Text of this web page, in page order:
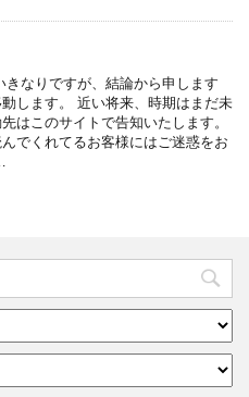
きなりですが、結論から申します
します。 近い将来、時期はまだ未
はこのサイトで告知いたします。
でくれてるお客様にはご迷惑をお